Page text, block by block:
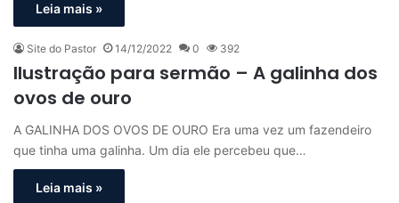
Leia mais »
Site do Pastor 14/12/2022 0 392
Ilustração para sermão – A galinha dos
ovos de ouro
A GALINHA DOS OVOS DE OURO Era uma vez um fazendeiro
que tinha uma galinha. Um dia ele percebeu que…
Leia mais »